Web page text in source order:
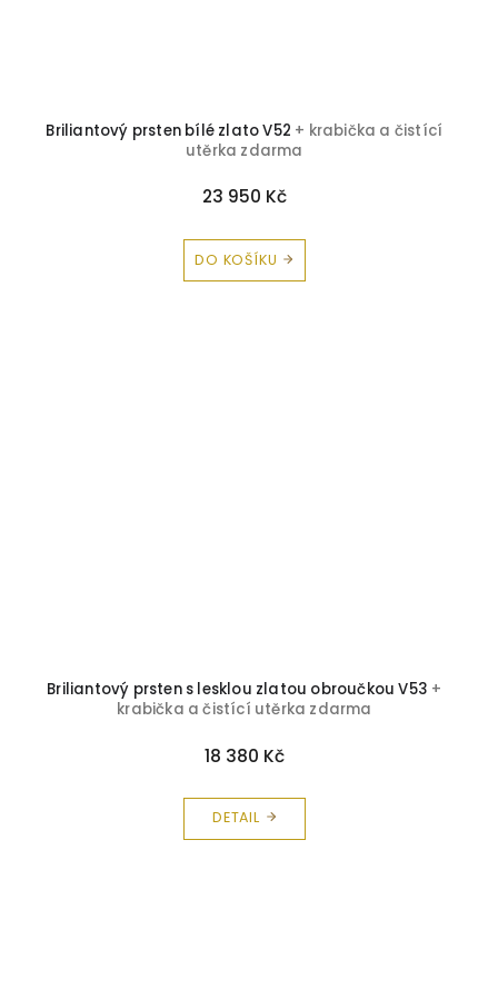
Briliantový prsten bílé zlato V52 + krabička a čistící
utěrka zdarma
23 950 Kč
DO KOŠÍKU
Briliantový prsten s lesklou zlatou obroučkou V53 +
krabička a čistící utěrka zdarma
18 380 Kč
DETAIL